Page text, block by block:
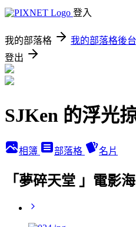
登入
我的部落格 我的部落格後台
登出
SJKen 的浮光
相簿 部落格 名片
「夢碎天堂 」電影